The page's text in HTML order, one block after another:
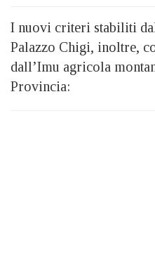
I nuovi criteri stabiliti
Palazzo Chigi, inoltre,
dall’Imu agricola
Provincia: